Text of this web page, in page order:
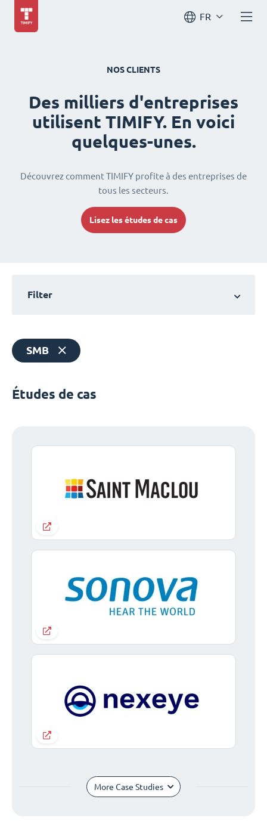
FR
NOS CLIENTS
Des milliers d'entreprises
utilisent TIMIFY. En voici
quelques-unes.
Découvrez comment TIMIFY profite à des entreprises de
tous les secteurs.
Lisez les études de cas
Filter
SMB
Études de cas
More Case Studies